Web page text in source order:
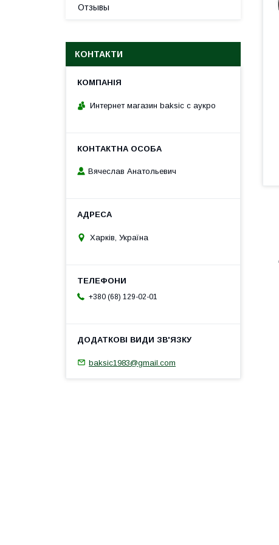
Отзывы
КОНТАКТИ
Интернет магазин baksic с аукро
Вячеслав Анатольевич
Харків, Україна
+380 (68) 129-02-01
baksic1983@gmail.com